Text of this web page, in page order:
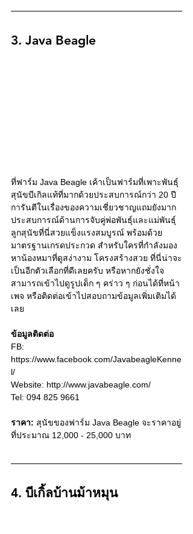
3. Java Beagle
ที่ฟาร์ม Java Beagle เค้าเป็นฟาร์มที่เพาะพันธุ์
สุนัขบีเกิลแท้ที่มากด้วยประสบการณ์กว่า 20 ปี
การันตีในเรื่องของความเชี่ยวชาญแถมยังมาก
ประสบการณ์ด้านการจับคู่พ่อพันธุ์และแม่พันธุ์
ลูกสุนัขที่นี่สวยแข็งแรงสมบูรณ์ พร้อมด้วย
มาตรฐานเกรดประกวด สำหรับใครที่กำลังมอง
หาน้องหมาที่ดูสง่างาม โครงสร้างสวย ที่นี่น่าจะ
เป็นอีกตัวเลือกที่ดีเลยครับ หรือหากยังชั่งใจ
สามารถเข้าไปดูรูปเด็ก ๆ คร่าว ๆ ก่อนได้ที่หน้า
เพจ หรือติดต่อเข้าไปสอบถามข้อมูลเพิ่มเติมได้
เลย
ข้อมูลติดต่อ
FB:
https://www.facebook.com/JavabeagleKenne
l/
Website: http://www.javabeagle.com/
Tel: 094 825 9661
ราคา: สุนัขของฟาร์ม Java Beagle จะราคาอยู่
ที่ประมาณ 12,000 - 25,000 บาท
4. บีเกิ้ลบ้านม้าหมุน